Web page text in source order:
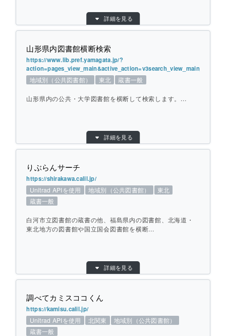
を検索します。
蔵書一般
yodo.html
提供元： 宮城県図書館
地域： 東北
横断方式： あらかじめ収集した情報を検索
ひとこと紹介： 宮城県図書館及び県内公共図書館が所蔵する
個別ページを開く
詳細を見る
山形県内図書館横断検索
https://www.lib.pref.yamagata.jp/?
地域別（公共図書館） 東北 蔵書一般
山形県内の公共・大学図書館を横断して検索します。...
蔵書一般
ges_view_main&active_action=v3search_v
iew_main_init&block_id=890&tab_num=1
提供元： 山形県立図書館
対象館数：
横断方式： 対象館のデータベースを横断して検索
詳細を見る
りぶらんサーチ
https://shirakawa.calil.jp/
Unitrad APIを使用 地域別（公共図書館）
東北
蔵書一般
白河市立図書館の蔵書の他、福島県内の図書館、北海道・
東北地方の図書館や国立国会図書館を横断...
蔵書一般
提供元： 白河市立図書館
地域： 東北
横断方式：
対象館のデータベースを横断して検索（カー
詳細を見る
調べてカミスココくん
https://kamisu.calil.jp/
Unitrad APIを使用 北関東
地域別（公共図書館）
蔵書一般